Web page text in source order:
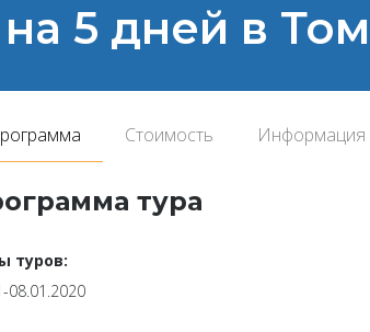
5 дней в
Стоимость Информация
тура
туров:
08.01.2020